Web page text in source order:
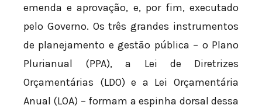
emenda e aprovação, e, por fim, executado
pelo Governo. Os três grandes instrumentos
de planejamento e gestão pública – o Plano
Plurianual (PPA), a Lei de Diretrizes
Orçamentárias (LDO) e a Lei Orçamentária
Anual (LOA) – formam a espinha dorsal dessa